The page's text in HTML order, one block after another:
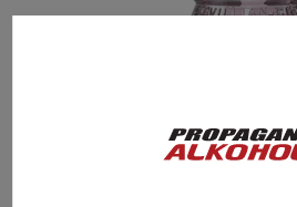
PUERTO DE INDIAS